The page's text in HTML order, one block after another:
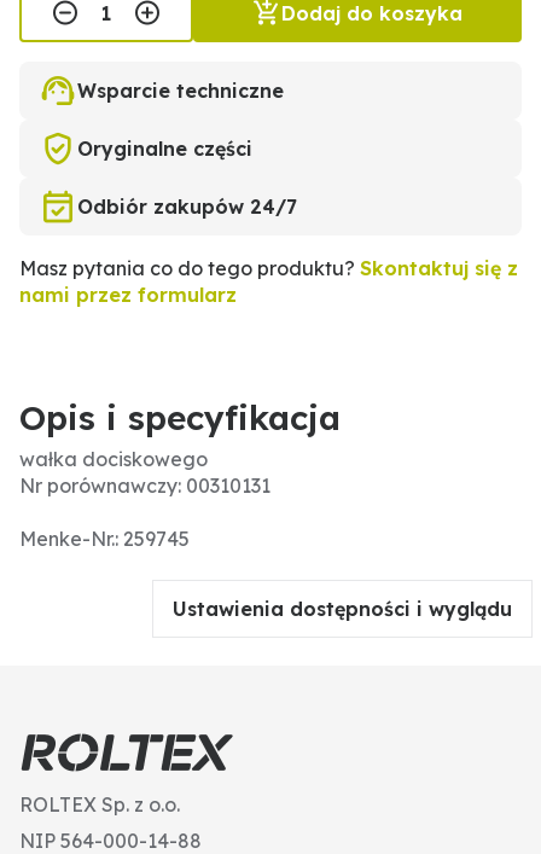
Dodaj do koszyka
Wsparcie techniczne
Oryginalne części
Odbiór zakupów 24/7
Masz pytania co do tego produktu? Skontaktuj się z
nami przez formularz
Opis i specyfikacja
wałka dociskowego
Nr porównawczy: 00310131
Menke-Nr.: 259745
Ustawienia dostępności i wyglądu
ROLTEX Sp. z o.o.
NIP 564-000-14-88